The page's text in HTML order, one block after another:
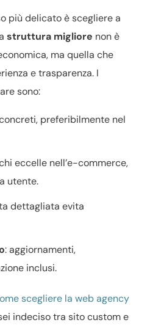
più delicato è scegliere a
struttura migliore non è
ma quella che
e trasparenza. I
sono:
preferibilmente nel
eccelle nell’e-commerce,
utente.
dettagliata evita
: aggiornamenti,
inclusi.
scegliere la web agency
indeciso trasito custom e